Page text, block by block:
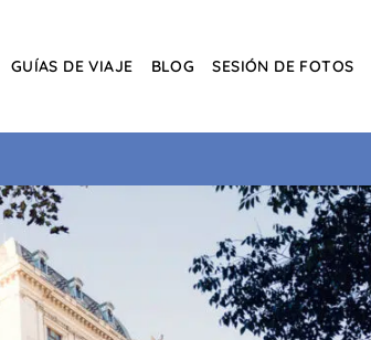
GUÍAS DE VIAJE BLOG SESIÓN DE FOTOS